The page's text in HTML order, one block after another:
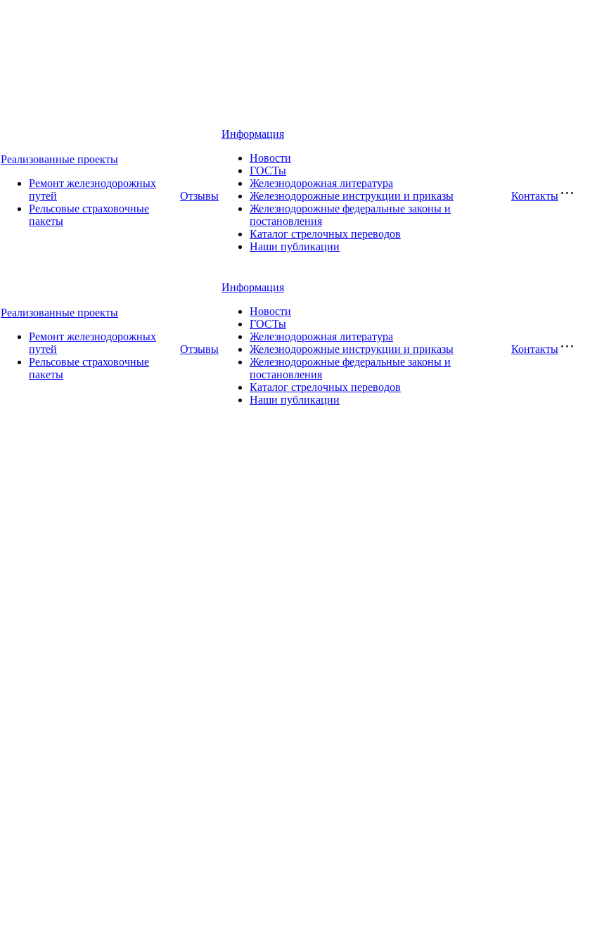
Реализованные проекты
Ремонт железнодорожных
путей
Рельсовые страховочные
пакеты
Отзывы
Информация
Новости
ГОСТы
Железнодорожная литература
Железнодорожные инструкции и приказы
Железнодорожные федеральные законы и
постановления
Каталог стрелочных переводов
Наши публикации
Контакты
Реализованные проекты
Ремонт железнодорожных
путей
Рельсовые страховочные
пакеты
Отзывы
Информация
Новости
ГОСТы
Железнодорожная литература
Железнодорожные инструкции и приказы
Железнодорожные федеральные законы и
постановления
Каталог стрелочных переводов
Наши публикации
Контакты